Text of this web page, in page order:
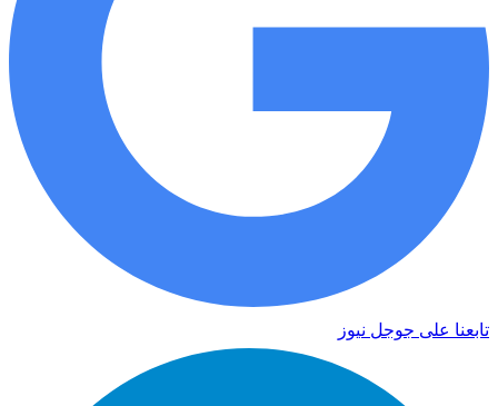
تابعنا على جوجل نيوز